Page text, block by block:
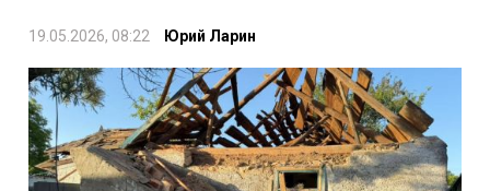
19.05.2026, 08:22 Юрий Ларин